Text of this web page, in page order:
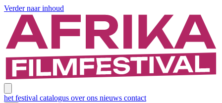
Verder naar inhoud
het festival catalogus over ons nieuws contact